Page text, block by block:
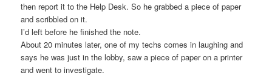
then report it to the Help Desk. So he grabbed a piece of paper
and scribbled on it.
I’d left before he finished the note.
About 20 minutes later, one of my techs comes in laughing and
says he was just in the lobby, saw a piece of paper on a printer
and went to investigate.